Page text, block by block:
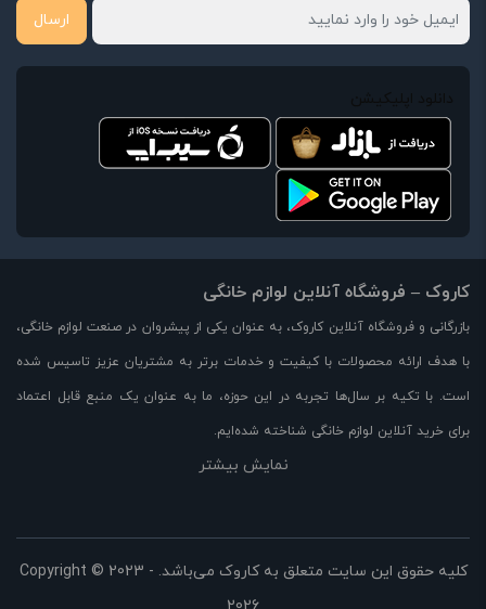
ارسال
کاروک – فروشگاه آنلاین لوازم خانگی
بازرگانی و فروشگاه آنلاین کاروک، به عنوان یکی از پیشروان در صنعت لوازم خانگی،
با هدف ارائه محصولات با کیفیت و خدمات برتر به مشتریان عزیز تاسیس شده
است. با تکیه بر سال‌ها تجربه در این حوزه، ما به عنوان یک منبع قابل اعتماد
برای خرید آنلاین لوازم خانگی شناخته شده‌ایم.
در وبسایت کاروک، مجموعه‌ای بزرگ از لوازم خانگی با کیفیت بالا را با قیمت مناسب
فروشگاه ما می‌توان به لوازم آشپزخانه، لوازم برقی، لوازم خوراکی، لوازم تهویه و
سرمایش، لوازم خانه و دکوراسیون و بسیاری از محصولات دیگر اشاره کرد.
ما با همت و تلاش برای ارائه بهترین تجربه خرید آنلاین، بر رضایت مشتریانمان
نمایش بیشتر
کلیه حقوق این سایت متعلق به کاروک می‌باشد. Copyright © 2023 -